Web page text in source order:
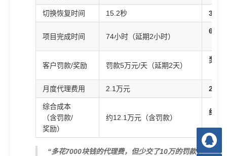
切换恢复时间 15.2秒 3.8秒
项目完成时间 74小时（延期2小时）
68小
客户罚款/奖励 罚款5万元/天（延期2天）
奖励
月度代理费用 2.1万元 2.8
综合成本
（含罚款/
奖励）
约12.1万元（含罚款）
约
“多花7000块钱的代理费，但少交了10万的罚款，